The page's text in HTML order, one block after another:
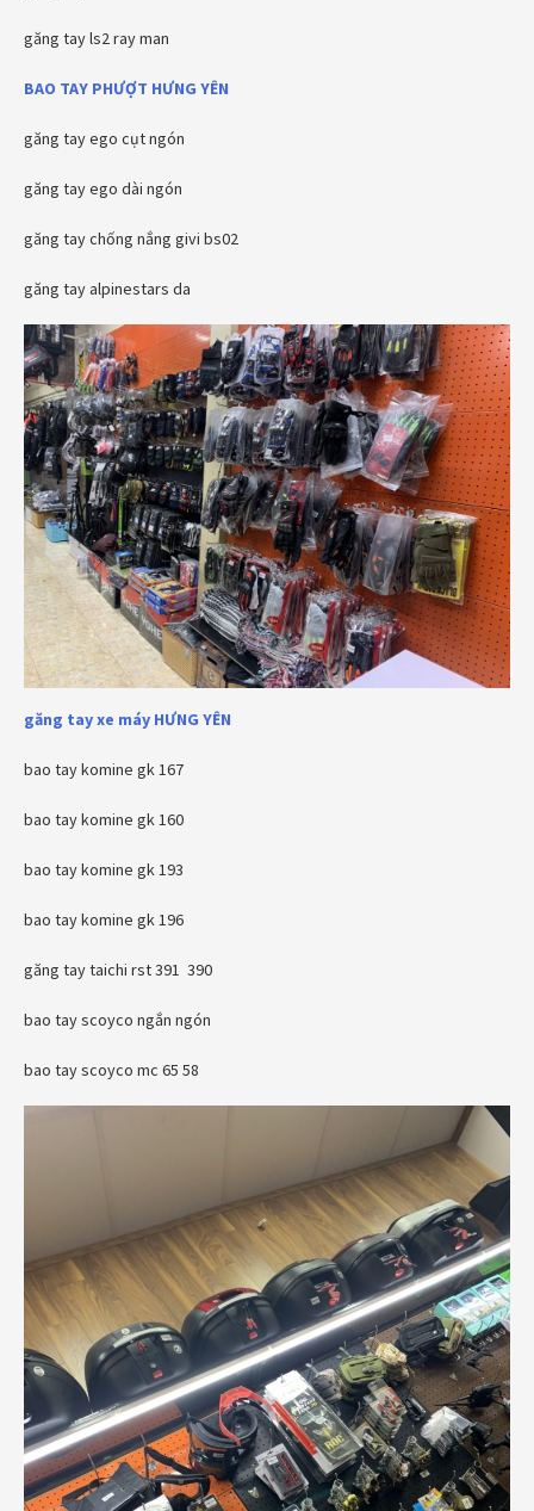
găng tay ls2 ray man
BAO TAY PHƯỢT HƯNG YÊN
găng tay ego cụt ngón
găng tay ego dài ngón
găng tay chống nắng givi bs02
găng tay alpinestars da
găng tay xe máy HƯNG YÊN
bao tay komine gk 167
bao tay komine gk 160
bao tay komine gk 193
bao tay komine gk 196
găng tay taichi rst 391 390
bao tay scoyco ngắn ngón
bao tay scoyco mc 65 58